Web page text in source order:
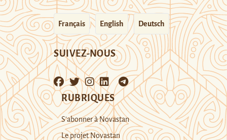
Français English Deutsch
SUIVEZ-NOUS
RUBRIQUES
S’abonner à Novastan
Le projet Novastan